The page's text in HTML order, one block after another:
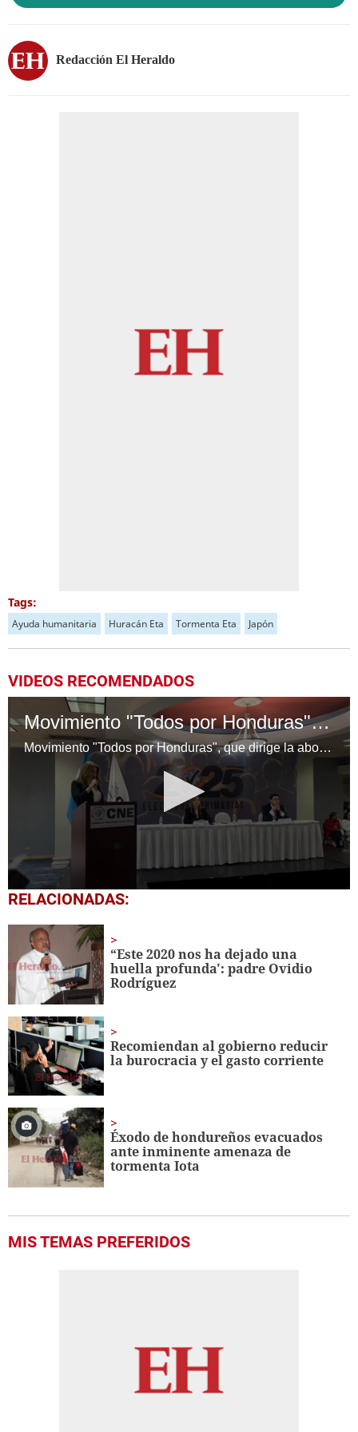
Redacción El Heraldo
Tags:
Ayuda humanitaria Huracán Eta Tormenta Eta Japón
VIDEOS RECOMENDADOS
Movimiento "Todos por Honduras" hace entrega de documentación al CNE
Movimiento "Todos por Honduras", que dirige la abogada Maribel Espinoza, hace entrega de documentación al CNE.
0
seconds
minute,
42
seconds
RELACIONADAS:
“Este 2020 nos ha dejado una
huella profunda': padre Ovidio
Rodríguez
Recomiendan al gobierno reducir
la burocracia y el gasto corriente
Éxodo de hondureños evacuados
ante inminente amenaza de
tormenta Iota
MIS TEMAS PREFERIDOS